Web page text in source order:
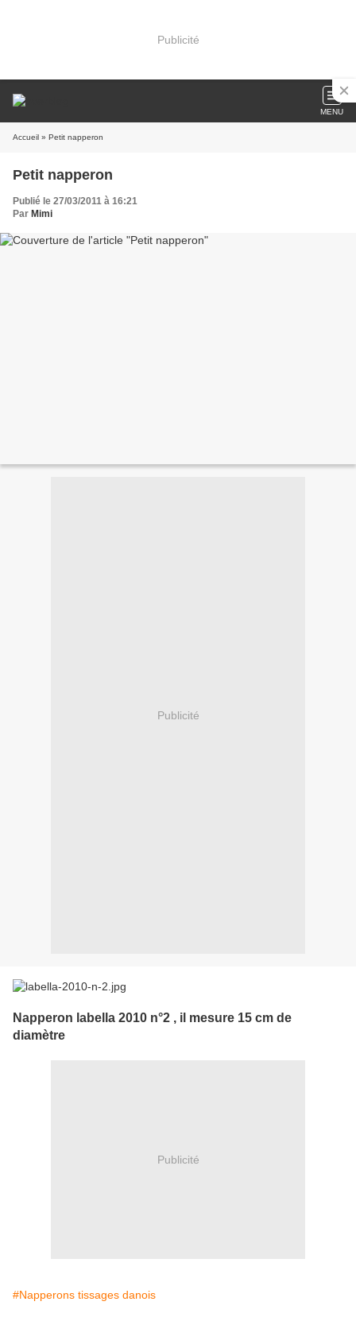
Publicité
MENU
Accueil » Petit napperon
Petit napperon
Publié le 27/03/2011 à 16:21
Par Mimi
Publicité
Napperon labella 2010 n°2 , il mesure 15 cm de
diamètre
Publicité
#Napperons tissages danois